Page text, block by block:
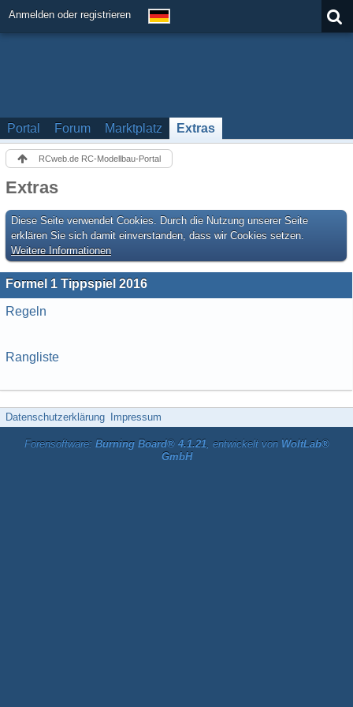
Anmelden oder registrieren
Portal Forum Marktplatz Extras
RCweb.de RC-Modellbau-Portal
Extras
Diese Seite verwendet Cookies. Durch die Nutzung unserer Seite
erklären Sie sich damit einverstanden, dass wir Cookies setzen.
Weitere Informationen
Formel 1 Tippspiel 2016
Regeln
Rangliste
Datenschutzerklärung Impressum
Forensoftware: Burning Board® 4.1.21, entwickelt von WoltLab®
GmbH